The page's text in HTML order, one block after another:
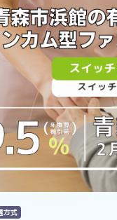
方式